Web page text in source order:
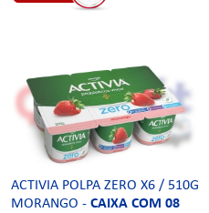
ACTIVIA POLPA ZERO X6 / 510G
MORANGO - CAIXA COM 08